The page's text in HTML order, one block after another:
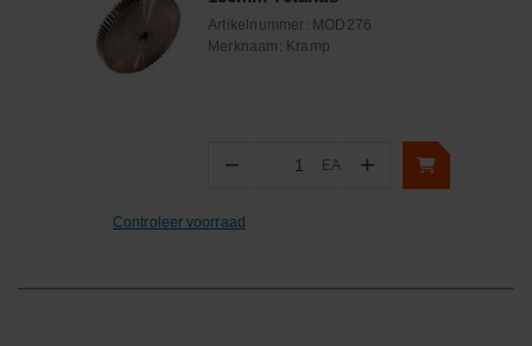
Artikelnummer: MOD276
Merknaam: Kramp
− Aantal
EA +
Controleer voorraad